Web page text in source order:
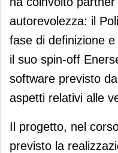
autorevolezza: il
fase di definizione
il suo spin-off
software previsto
aspetti relativi alle
Il progetto, nel
previsto la